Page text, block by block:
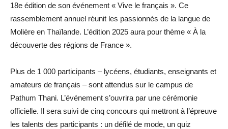
18e édition de son événement « Vive le français ». Ce
rassemblement annuel réunit les passionnés de la langue de
Molière en Thaïlande. L’édition 2025 aura pour thème « À la
découverte des régions de France ».
Plus de 1 000 participants – lycéens, étudiants, enseignants et
amateurs de français – sont attendus sur le campus de
Pathum Thani. L’événement s’ouvrira par une cérémonie
officielle. Il sera suivi de cinq concours qui mettront à l’épreuve
les talents des participants : un défilé de mode, un quiz